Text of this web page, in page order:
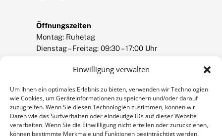
Einwilligung verwalten
Um Ihnen ein optimales Erlebnis zu bieten, verwenden wir Technologien
wie Cookies, um Geräteinformationen zu speichern und/oder darauf
zuzugreifen. Wenn Sie diesen Technologien zustimmen, können wir
Daten wie das Surfverhalten oder eindeutige IDs auf dieser Website
verarbeiten. Wenn Sie die Einwillligung nicht erteilen oder zurückziehen,
können bestimmte Merkmale und Funktionen beeinträchtigt werden.
Öffnungszeiten
Montag: Ruhetag
Dienstag – Freitag: 09:30 – 17:00 Uhr
Termin Lichtberatung
*auch außerhalb unserer Öffnungszeiten
möglich.